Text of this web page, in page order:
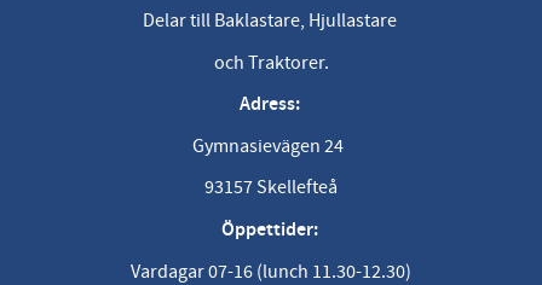
Delar till Baklastare, Hjullastare
och Traktorer.
Adress:
Gymnasievägen 24
93157 Skellefteå
Öppettider:
Vardagar 07-16 (lunch 11.30-12.30)